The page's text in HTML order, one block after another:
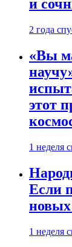
и
2 года
«Вы
этот
1 неделя
Если
новых
1 неделя